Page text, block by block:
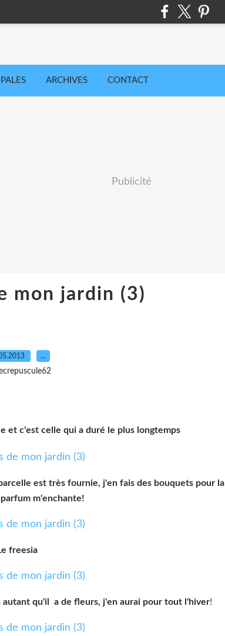
ARCHIVES CONTACT
Publicité
mon jardin (3)
…
et c'est celle qui a duré le plus longtemps
est très fournie, j'en fais des bouquets pour la
m'enchante!
freesia
autant qu'il a de fleurs, j'en aurai pour tout l'hiver!